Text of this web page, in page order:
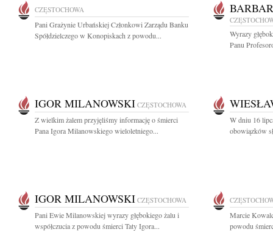
CZĘSTOCHOWA
Pani Grażynie Urbańskiej Członkowi Zarządu Banku
Spółdzielczego w Konopiskach z powodu...
Wyrazy
Panu
IGOR MILANOWSKI CZĘSTOCHOWA
Z wielkim żalem przyjęliśmy informację o śmierci
Pana Igora Milanowskiego wieloletniego...
W dniu 16
obowiązków
IGOR MILANOWSKI CZĘSTOCHOWA
Pani Ewie Milanowskiej wyrazy głębokiego żalu i
współczucia z powodu śmierci Taty Igora...
Marcie
powodu